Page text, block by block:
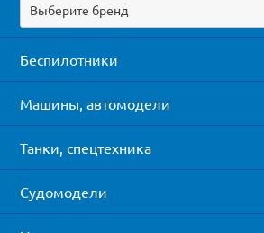
Выберите бренд
Беспилотники
Машины, автомодели
Танки, спецтехника
Судомодели